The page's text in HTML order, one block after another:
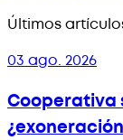
Últimos
03 ago. 2026
Cooperativa